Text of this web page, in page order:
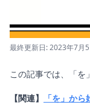
最終更新日: 2023年7月5
この記事では、「を
【関連】 「を」か